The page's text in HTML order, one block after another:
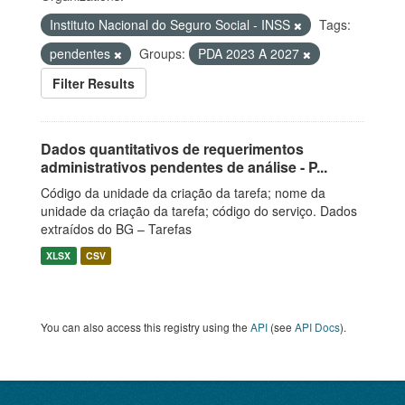
Instituto Nacional do Seguro Social - INSS
Tags:
pendentes
Groups:
PDA 2023 A 2027
Filter Results
Dados quantitativos de requerimentos
administrativos pendentes de análise - P...
Código da unidade da criação da tarefa; nome da
unidade da criação da tarefa; código do serviço. Dados
extraídos do BG – Tarefas
XLSX CSV
You can also access this registry using the API (see API Docs).